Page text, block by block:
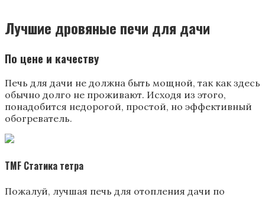
Лучшие дровяные печи для дачи
По цене и качеству
Печь для дачи не должна быть мощной, так как здесь
обычно долго не проживают. Исходя из этого,
понадобится недорогой, простой, но эффективный
обогреватель.
TMF Статика тетра
Пожалуй, лучшая печь для отопления дачи по